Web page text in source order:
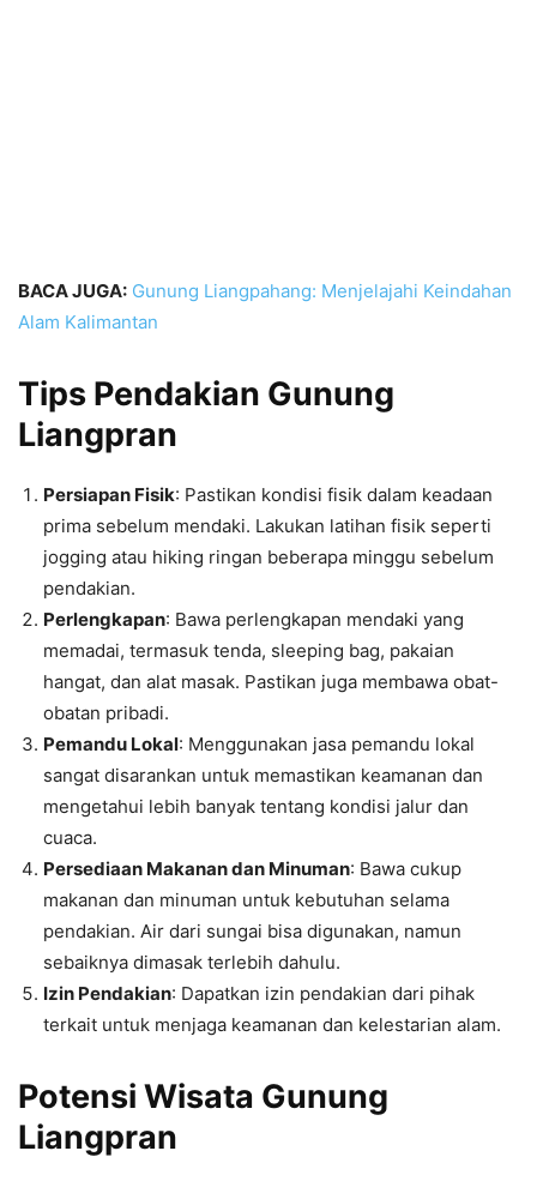
BACA JUGA: Gunung Liangpahang: Menjelajahi Keindahan
Alam Kalimantan
Tips Pendakian Gunung
Liangpran
Persiapan Fisik: Pastikan kondisi fisik dalam keadaan
prima sebelum mendaki. Lakukan latihan fisik seperti
jogging atau hiking ringan beberapa minggu sebelum
pendakian.
Perlengkapan: Bawa perlengkapan mendaki yang
memadai, termasuk tenda, sleeping bag, pakaian
hangat, dan alat masak. Pastikan juga membawa obat-
obatan pribadi.
Pemandu Lokal: Menggunakan jasa pemandu lokal
sangat disarankan untuk memastikan keamanan dan
mengetahui lebih banyak tentang kondisi jalur dan
cuaca.
Persediaan Makanan dan Minuman: Bawa cukup
makanan dan minuman untuk kebutuhan selama
pendakian. Air dari sungai bisa digunakan, namun
sebaiknya dimasak terlebih dahulu.
Izin Pendakian: Dapatkan izin pendakian dari pihak
terkait untuk menjaga keamanan dan kelestarian alam.
Potensi Wisata Gunung
Liangpran